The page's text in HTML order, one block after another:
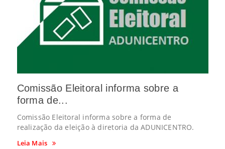
Comissão Eleitoral informa sobre a
forma de...
Comissão Eleitoral informa sobre a forma de
realização da eleição à diretoria da ADUNICENTRO.
Leia Mais